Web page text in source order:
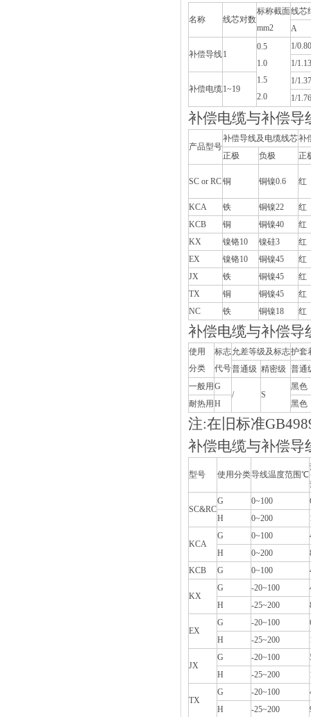
名称 线芯对数
标称截面
mm2
线芯
A
补偿导线1
0.5
1.0
1.5
2.0
1/0.80
1/1.13
补偿电缆1~19
1/1.37
1/1.76
补偿电缆与补偿导
产品型号
补偿导线及电缆线芯补
正极
负极 正
SC or RC铜 铜镍0.6 红
KCA 铁 铜镍22
红
KCB
铜 铜镍40
红
KX
镍铬10 镍硅3
红
EX
镍铬10 铜镍45
红
JX
铁 铜镍45
红
TX
铜 铜镍45
红
NC
铁 铜镍18 红
补偿电缆与补偿导
使用
分类
标志
代号
允差等级及标志护套
普通级 精密级 普通
一般用 G
/
S
黑色
耐热用 H 黑色
注:在旧标准GB4989-
补偿电缆与补偿导
型号 使用分类导线温度范围℃
SC&RC
G 0~100
H
0~200
KCA
G 0~100
H
0~200
KCB
G 0~100
KX
G -20~100
H
-25~200
EX
G -20~100
H
-25~200
JX
G -20~100
H
-25~200
TX
G -20~100
H
-25~200